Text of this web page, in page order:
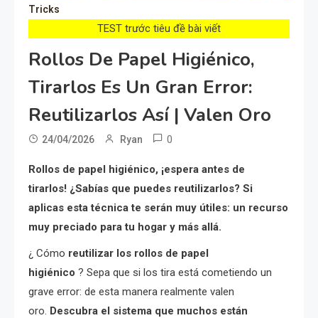
Tricks
TEST trước tiêu đề bài viết
Rollos De Papel Higiénico,
Tirarlos Es Un Gran Error:
Reutilizarlos Así | Valen Oro
24/04/2026 Ryan 0
Rollos de papel higiénico, ¡espera antes de
tirarlos! ¿Sabías que puedes reutilizarlos? Si
aplicas esta técnica te serán muy útiles: un recurso
muy preciado para tu hogar y más allá.
¿ Cómo reutilizar los rollos de papel
higiénico ? Sepa que si los tira está cometiendo un
grave error: de esta manera realmente valen
oro. Descubra el sistema que muchos están